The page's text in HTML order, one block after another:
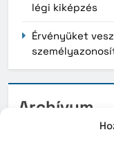
légi kiképzés
Érvényüket
Archívum
2026. augusztus